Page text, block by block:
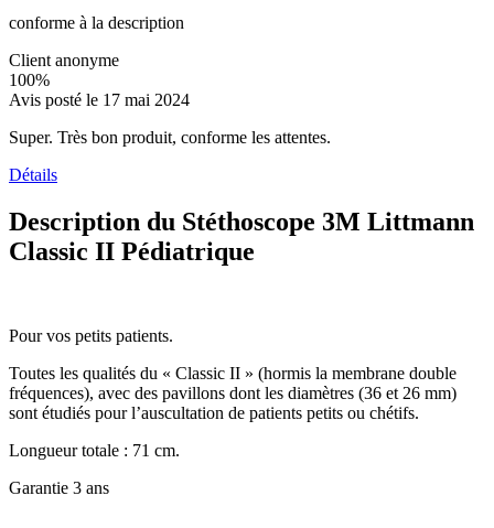
conforme à la description
Client anonyme
100%
Avis posté le 17 mai 2024
Super. Très bon produit, conforme les attentes.
Détails
Description du Stéthoscope 3M Littmann
Classic II Pédiatrique
Pour vos petits patients.
Toutes les qualités du « Classic II » (hormis la membrane double
fréquences), avec des pavillons dont les diamètres (36 et 26 mm)
sont étudiés pour l’auscultation de patients petits ou chétifs.
Longueur totale : 71 cm.
Garantie 3 ans